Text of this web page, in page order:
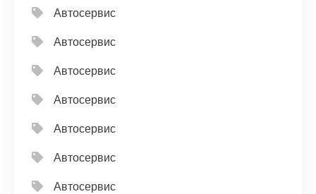
Автосервис
Автосервис
Автосервис
Автосервис
Автосервис
Автосервис
Автосервис